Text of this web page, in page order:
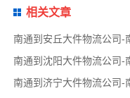
相关文章
南通到安丘大件物流公司-
南通到沈阳大件物流公司-
南通到济宁大件物流公司-